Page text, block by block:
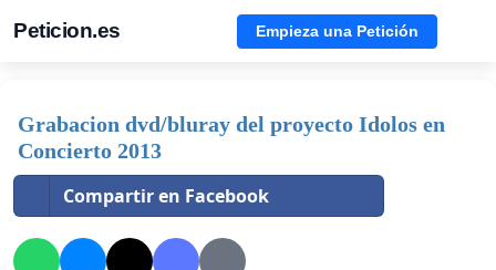
Peticion.es Empieza una Petición
Grabacion dvd/bluray del proyecto Idolos en
Concierto 2013
Compartir en Facebook